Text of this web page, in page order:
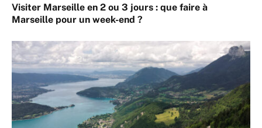
Visiter Marseille en 2 ou 3 jours : que faire à
Marseille pour un week-end ?